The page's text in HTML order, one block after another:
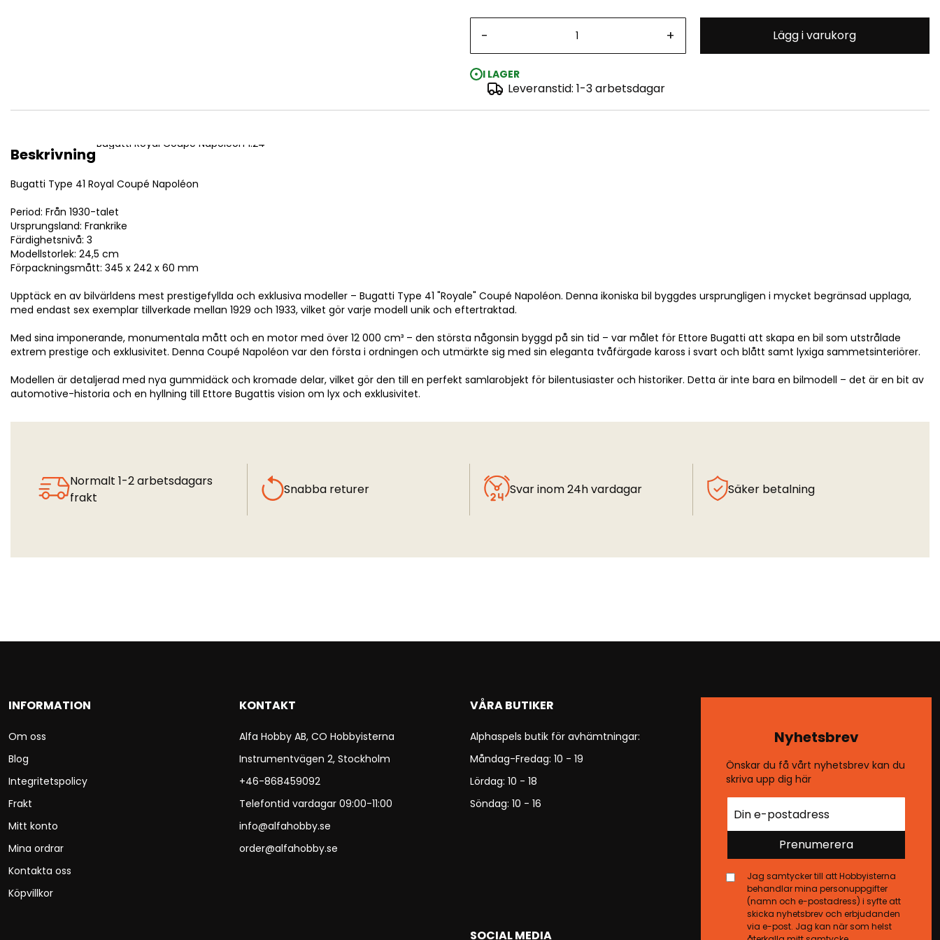
- + Lägg i varukorg
I LAGER
Leveranstid: 1-3 arbetsdagar
Bugatti Royal Coupe Napoleon 1:24
Beskrivning
Bugatti Type 41 Royal Coupé Napoléon
Period: Från 1930-talet
Ursprungsland: Frankrike
Färdighetsnivå: 3
Modellstorlek: 24,5 cm
Förpackningsmått: 345 x 242 x 60 mm
Upptäck en av bilvärldens mest prestigefyllda och exklusiva modeller – Bugatti Type 41 "Royale" Coupé Napoléon. Denna ikoniska bil byggdes ursprungligen i mycket begränsad upplaga,
med endast sex exemplar tillverkade mellan 1929 och 1933, vilket gör varje modell unik och eftertraktad.
Med sina imponerande, monumentala mått och en motor med över 12 000 cm³ – den största någonsin byggd på sin tid – var målet för Ettore Bugatti att skapa en bil som utstrålade
extrem prestige och exklusivitet. Denna Coupé Napoléon var den första i ordningen och utmärkte sig med sin eleganta tvåfärgade kaross i svart och blått samt lyxiga sammetsinteriörer.
Modellen är detaljerad med nya gummidäck och kromade delar, vilket gör den till en perfekt samlarobjekt för bilentusiaster och historiker. Detta är inte bara en bilmodell – det är en bit av
automotive-historia och en hyllning till Ettore Bugattis vision om lyx och exklusivitet.
Normalt 1-2 arbetsdagars
frakt
Snabba returer Svar inom 24h vardagar Säker betalning
INFORMATION
Om oss
Blog
Integritetspolicy
Frakt
Mitt konto
Mina ordrar
Kontakta oss
Köpvillkor
KONTAKT
Alfa Hobby AB, CO Hobbyisterna
Instrumentvägen 2, Stockholm
+46-868459092
Telefontid vardagar 09:00-11:00
info@alfahobby.se
order@alfahobby.se
VÅRA BUTIKER
Alphaspels butik för avhämtningar:
Måndag-Fredag: 10 - 19
Lördag: 10 - 18
Söndag: 10 - 16
SOCIAL MEDIA
Nyhetsbrev
Önskar du få vårt nyhetsbrev kan du
skriva upp dig här
Prenumerera
Jag samtycker till att Hobbyisterna
behandlar mina personuppgifter
(namn och e-postadress) i syfte att
skicka nyhetsbrev och erbjudanden
via e-post. Jag kan när som helst